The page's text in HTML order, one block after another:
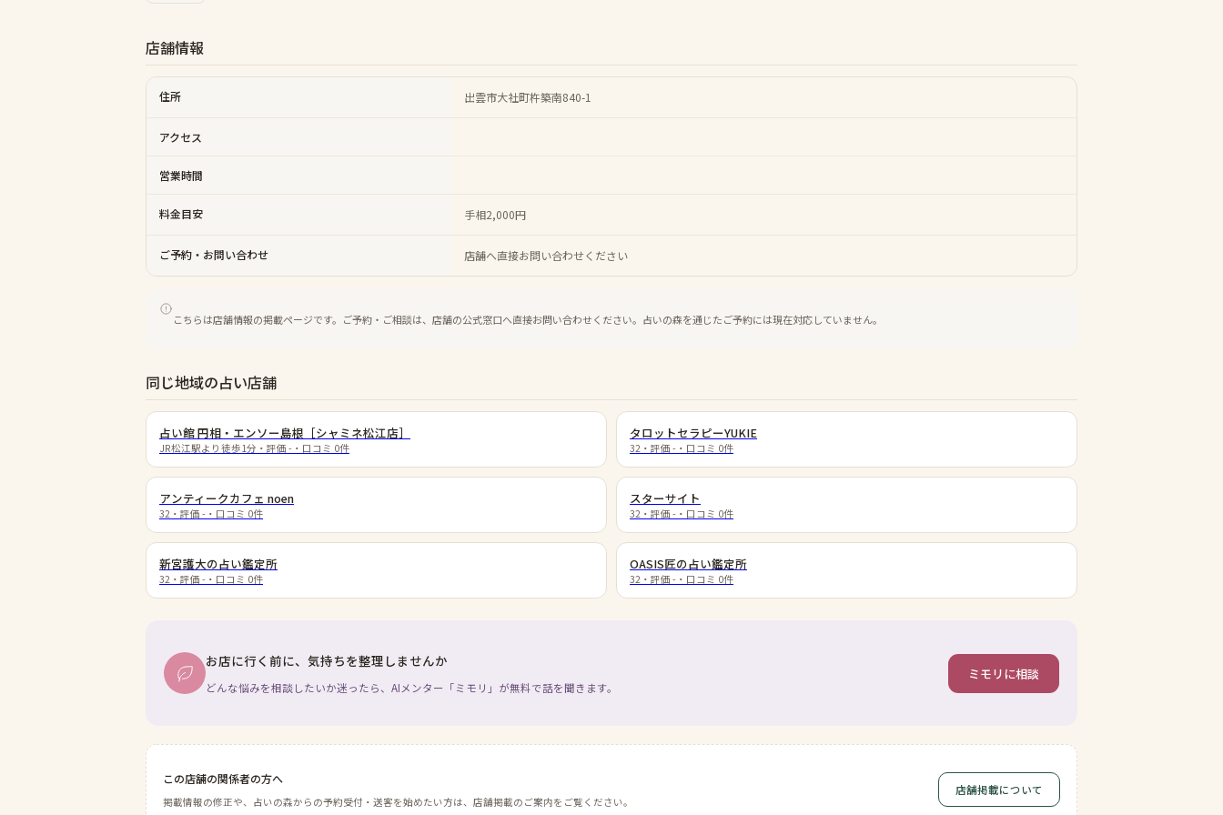
店舗情報
住所 出雲市大社町杵築南840-1
アクセス
営業時間
料金目安 手相2,000円
ご予約・お問い合わせ 店舗へ直接お問い合わせください
こちらは店舗情報の掲載ページです。ご予約・ご相談は、店舗の公式窓口へ直接お問い合わせください。占いの森を通じたご予約には現在対応していません。
同じ地域の占い店舗
占い館 円相・エンソー島根［シャミネ松江店］
JR松江駅より徒歩1分 ・評価 - ・口コミ 0件
タロットセラピーYUKIE
32 ・評価 - ・口コミ 0件
アンティークカフェ noen
32 ・評価 - ・口コミ 0件
スターサイト
32 ・評価 - ・口コミ 0件
新宮護大の占い鑑定所
32 ・評価 - ・口コミ 0件
OASIS匠の占い鑑定所
32 ・評価 - ・口コミ 0件
お店に行く前に、気持ちを整理しませんか
どんな悩みを相談したいか迷ったら、AIメンター「ミモリ」が無料で話を聞きます。
ミモリに相談
この店舗の関係者の方へ
掲載情報の修正や、占いの森からの予約受付・送客を始めたい方は、店舗掲載のご案内をご覧ください。
店舗掲載について